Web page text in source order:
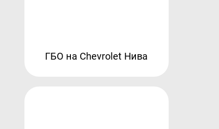
ГБО на Chevrolet Нива